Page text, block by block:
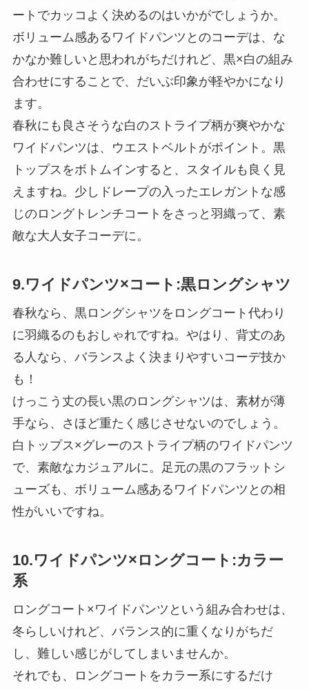
ートでカッコよく決めるのはいかがでしょうか。
ボリューム感あるワイドパンツとのコーデは、な
かなか難しいと思われがちだけれど、黒×白の組み
合わせにすることで、だいぶ印象が軽やかになり
ます。
春秋にも良さそうな白のストライプ柄が爽やかな
ワイドパンツは、ウエストベルトがポイント。黒
トップスをボトムインすると、スタイルも良く見
えますね。少しドレープの入ったエレガントな感
じのロングトレンチコートをさっと羽織って、素
敵な大人女子コーデに。
9.ワイドパンツ×コート:黒ロングシャツ
春秋なら、黒ロングシャツをロングコート代わり
に羽織るのもおしゃれですね。やはり、背丈のあ
る人なら、バランスよく決まりやすいコーデ技か
も！
けっこう丈の長い黒のロングシャツは、素材が薄
手なら、さほど重たく感じさせないのでしょう。
白トップス×グレーのストライプ柄のワイドパンツ
で、素敵なカジュアルに。足元の黒のフラットシ
ューズも、ボリューム感あるワイドパンツとの相
性がいいですね。
10.ワイドパンツ×ロングコート:カラー
系
ロングコート×ワイドパンツという組み合わせは、
冬らしいけれど、バランス的に重くなりがちだ
し、難しい感じがしてしまいませんか。
それでも、ロングコートをカラー系にするだけ